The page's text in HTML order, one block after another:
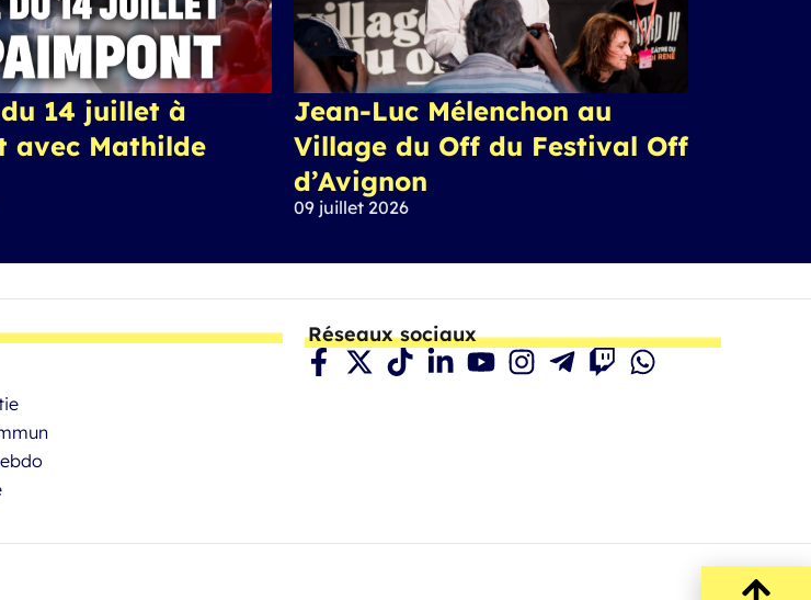
14 juillet à
avec Mathilde
Jean-Luc Mélenchon au
Village du Off du Festival Off
d’Avignon
09 juillet 2026
Réseaux sociaux